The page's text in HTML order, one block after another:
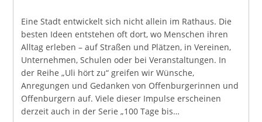
Eine Stadt entwickelt sich nicht allein im Rathaus. Die
besten Ideen entstehen oft dort, wo Menschen ihren
Alltag erleben – auf Straßen und Plätzen, in Vereinen,
Unternehmen, Schulen oder bei Veranstaltungen. In
der Reihe „Uli hört zu“ greifen wir Wünsche,
Anregungen und Gedanken von Offenburgerinnen und
Offenburgern auf. Viele dieser Impulse erscheinen
derzeit auch in der Serie „100 Tage bis…